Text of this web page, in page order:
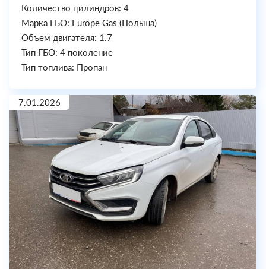
Количество цилиндров: 4
Марка ГБО: Europe Gas (Польша)
Объем двигателя: 1.7
Тип ГБО: 4 поколение
Тип топлива: Пропан
7.01.2026